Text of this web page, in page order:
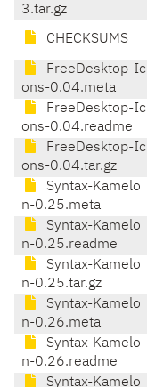
3.tar.gz
CHECKSUMS
FreeDesktop-Ic
ons-0.04.meta
FreeDesktop-Ic
ons-0.04.readme
FreeDesktop-Ic
ons-0.04.tar.gz
Syntax-Kamelo
n-0.25.meta
Syntax-Kamelo
n-0.25.readme
Syntax-Kamelo
n-0.25.tar.gz
Syntax-Kamelo
n-0.26.meta
Syntax-Kamelo
n-0.26.readme
Syntax-Kamelo